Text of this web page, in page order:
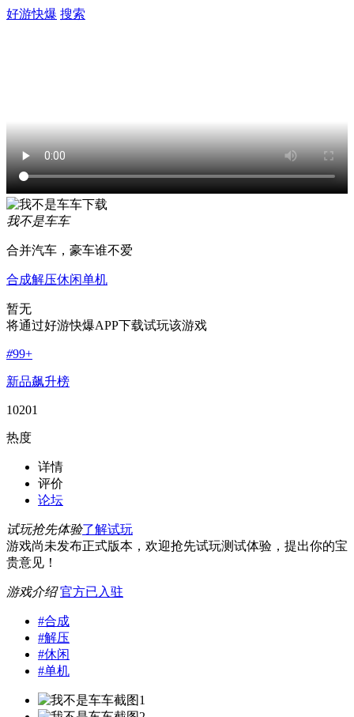
好游快爆 搜索
我不是车车
合并汽车，豪车谁不爱
合成解压休闲单机
暂无
将通过好游快爆APP下载试玩该游戏
#99+
新品飙升榜
10201
热度
详情
评价
论坛
试玩抢先体验了解试玩
游戏尚未发布正式版本，欢迎抢先试玩测试体验，提出你的宝
贵意见！
游戏介绍 官方已入驻
#合成
#解压
#休闲
#单机